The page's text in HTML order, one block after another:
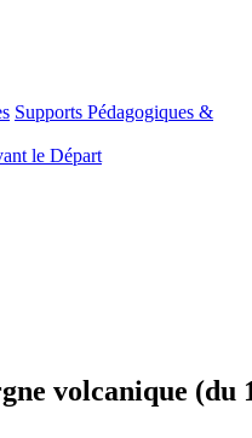
Supports Pédagogiques &
le Départ
volcanique (du